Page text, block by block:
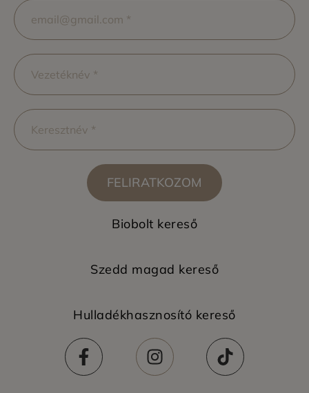
FELIRATKOZOM
Biobolt kereső
Szedd magad kereső
Hulladékhasznosító kereső